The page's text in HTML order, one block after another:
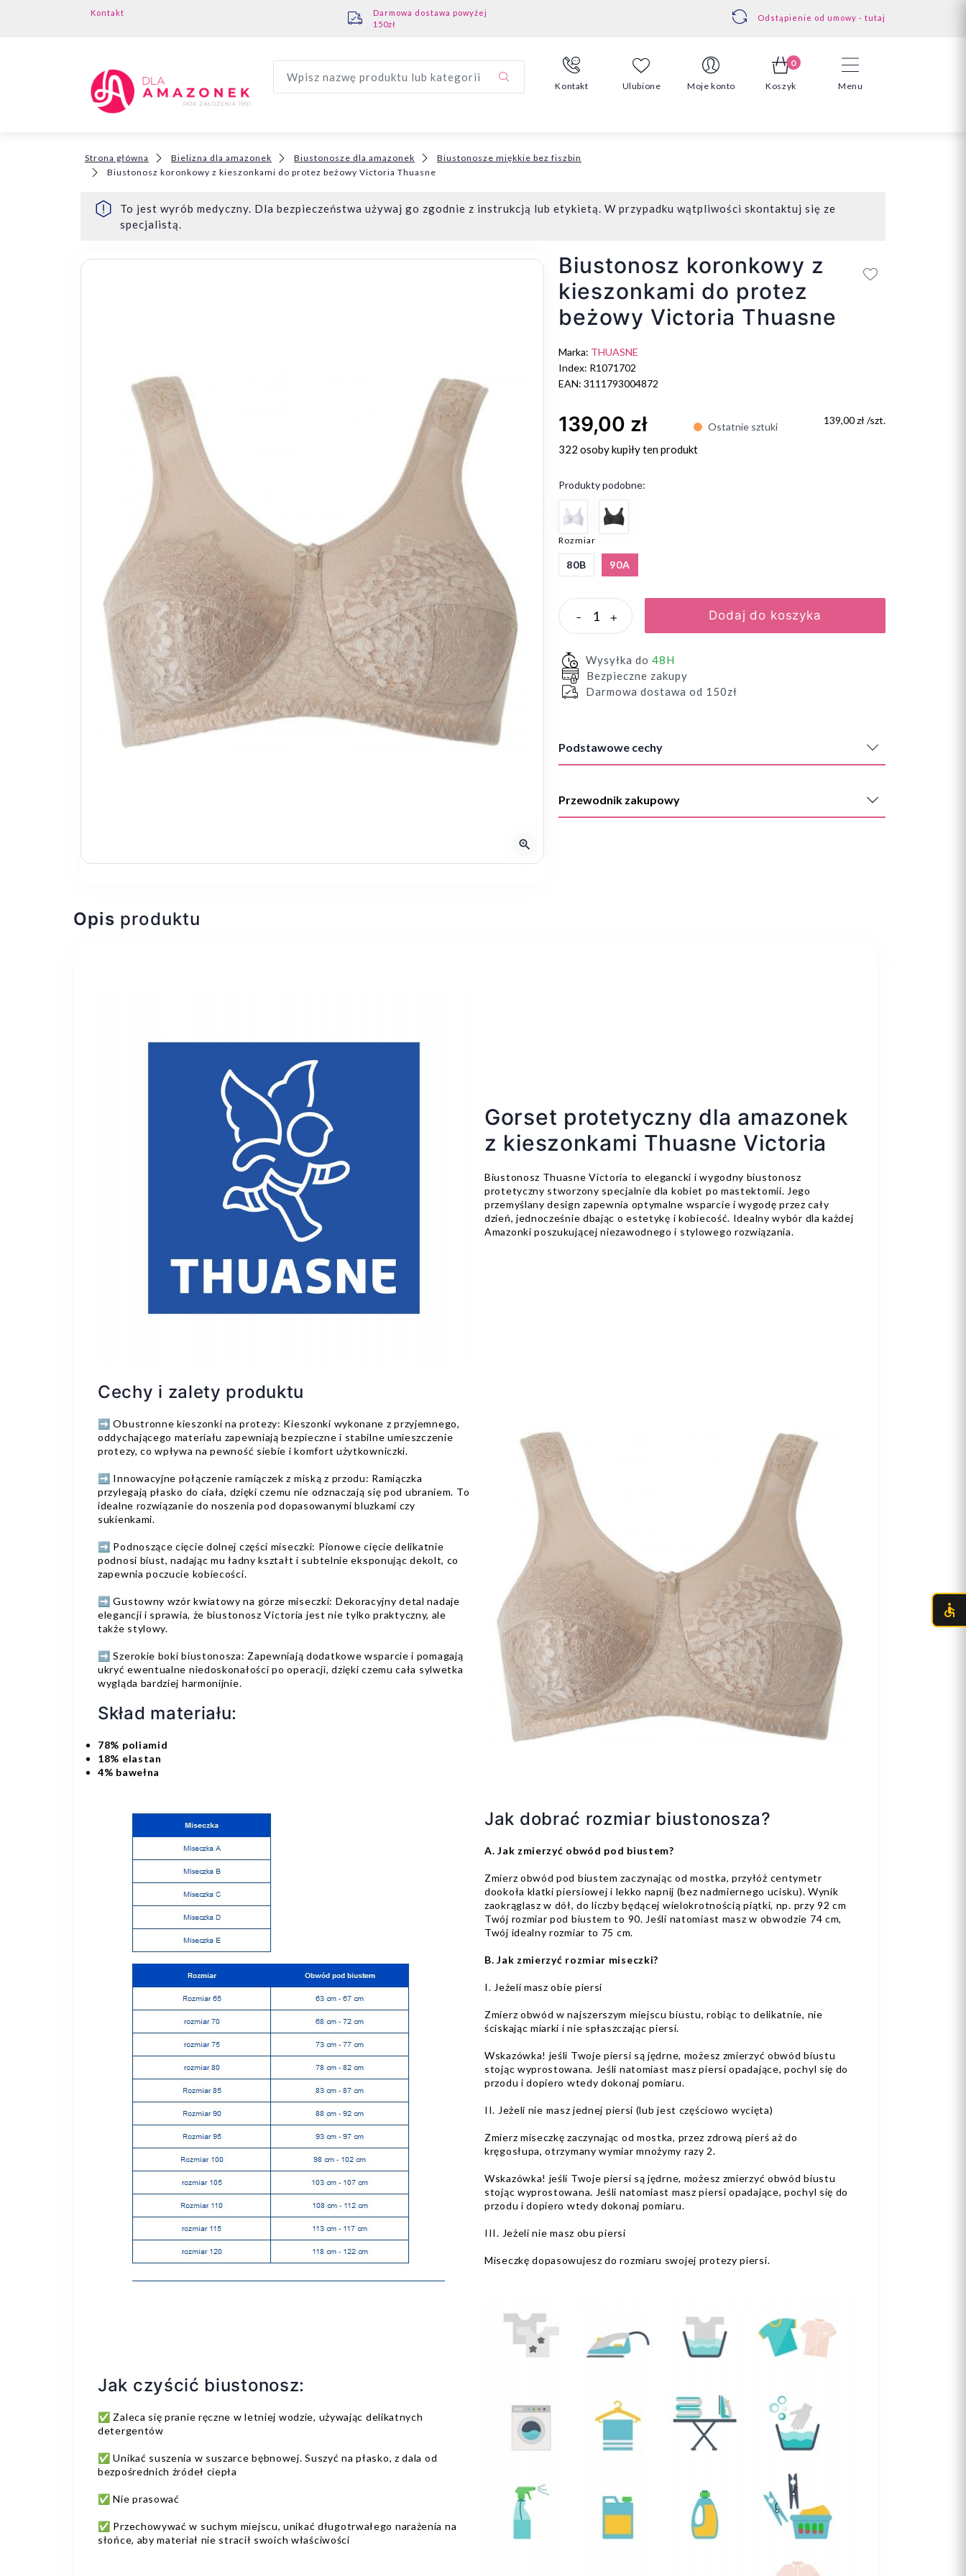
Kontakt
Darmowa dostawa powyżej
150zł
Odstąpienie od umowy - tutaj
Menu
Wpisz nazwę produktu lub kategorii
Kontakt Ulubione Moje konto
0
Koszyk
Strona główna Bielizna dla amazonek Biustonosze dla amazonek
Biustonosze miękkie bez fiszbin
Biustonosz koronkowy z kieszonkami do protez beżowy Victoria Thuasne
To jest wyrób medyczny. Dla bezpieczeństwa używaj go zgodnie z instrukcją lub etykietą. W przypadku wątpliwości skontaktuj się ze
specjalistą.
zoom_in
Biustonosz koronkowy z
kieszonkami do protez
beżowy Victoria Thuasne
Marka: THUASNE
Index: R1071702
EAN: 3111793004872
139,00 zł Ostatnie sztuki
139,00 zł /szt.
322 osobykupiły ten produkt
Produkty podobne:
Rozmiar
80B 90A
- + Dodaj do koszyka
Wysyłka do 48H
Bezpieczne zakupy
Darmowa dostawa od 150zł
Podstawowe cechy
Przewodnik zakupowy
Opis produktu
Gorset protetyczny dla amazonek
z kieszonkami Thuasne Victoria
Biustonosz Thuasne Victoria to elegancki i wygodny biustonosz
protetyczny stworzony specjalnie dla kobiet po mastektomii. Jego
przemyślany design zapewnia optymalne wsparcie i wygodę przez cały
dzień, jednocześnie dbając o estetykę i kobiecość. Idealny wybór dla każdej
Amazonki poszukującej niezawodnego i stylowego rozwiązania.
Cechy i zalety produktu
➡️ Obustronne kieszonki na protezy: Kieszonki wykonane z przyjemnego,
oddychającego materiału zapewniają bezpieczne i stabilne umieszczenie
protezy, co wpływa na pewność siebie i komfort użytkowniczki.
➡️ Innowacyjne połączenie ramiączek z miską z przodu: Ramiączka
przylegają płasko do ciała, dzięki czemu nie odznaczają się pod ubraniem. To
idealne rozwiązanie do noszenia pod dopasowanymi bluzkami czy
sukienkami.
➡️ Podnoszące cięcie dolnej części miseczki: Pionowe cięcie delikatnie
podnosi biust, nadając mu ładny kształt i subtelnie eksponując dekolt, co
zapewnia poczucie kobiecości.
➡️ Gustowny wzór kwiatowy na górze miseczki: Dekoracyjny detal nadaje
elegancji i sprawia, że biustonosz Victoria jest nie tylko praktyczny, ale
także stylowy.
➡️ Szerokie boki biustonosza: Zapewniają dodatkowe wsparcie i pomagają
ukryć ewentualne niedoskonałości po operacji, dzięki czemu cała sylwetka
wygląda bardziej harmonijnie.
Skład materiału:
78% poliamid
18% elastan
4% bawełna
Jak dobrać rozmiar biustonosza?
A. Jak zmierzyć obwód pod biustem?
Zmierz obwód pod biustem zaczynając od mostka, przyłóż centymetr
dookoła klatki piersiowej i lekko napnij (bez nadmiernego ucisku). Wynik
zaokrąglasz w dół, do liczby będącej wielokrotnością piątki, np. przy 92 cm
Twój rozmiar pod biustem to 90. Jeśli natomiast masz w obwodzie 74 cm,
Twój idealny rozmiar to 75 cm.
B. Jak zmierzyć rozmiar miseczki?
I. Jeżeli masz obie piersi
Zmierz obwód w najszerszym miejscu biustu, robiąc to delikatnie, nie
ściskając miarki i nie spłaszczając piersi.
Wskazówka! jeśli Twoje piersi są jędrne, możesz zmierzyć obwód biustu
stojąc wyprostowana. Jeśli natomiast masz piersi opadające, pochyl się do
przodu i dopiero wtedy dokonaj pomiaru.
II. Jeżeli nie masz jednej piersi (lub jest częściowo wycięta)
Zmierz miseczkę zaczynając od mostka, przez zdrową pierś aż do
kręgosłupa, otrzymany wymiar mnożymy razy 2.
Wskazówka! jeśli Twoje piersi są jędrne, możesz zmierzyć obwód biustu
stojąc wyprostowana. Jeśli natomiast masz piersi opadające, pochyl się do
przodu i dopiero wtedy dokonaj pomiaru.
III. Jeżeli nie masz obu piersi
Miseczkę dopasowujesz do rozmiaru swojej protezy piersi.
Jak czyścić biustonosz:
✅ Zaleca się pranie ręczne w letniej wodzie, używając delikatnych
detergentów
✅ Unikać suszenia w suszarce bębnowej. Suszyć na płasko, z dala od
bezpośrednich źródeł ciepła
✅ Nie prasować
✅ Przechowywać w suchym miejscu, unikać długotrwałego narażenia na
słońce, aby materiał nie stracił swoich właściwości